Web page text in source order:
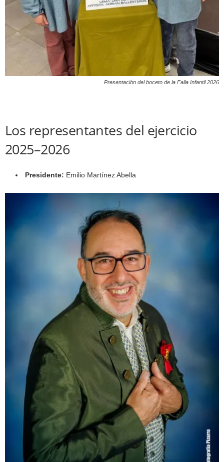
Presentación del boceto de la Falla Infantil 2026
Los representantes del ejercicio
2025–2026
Presidente: Emilio Martínez Abella